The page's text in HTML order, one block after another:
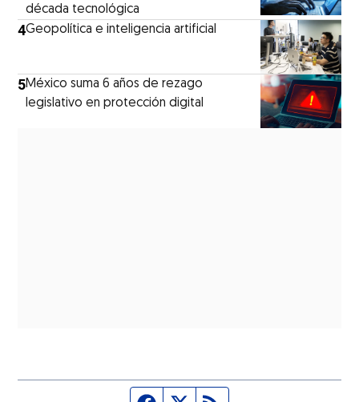
década tecnológica
4Geopolítica e inteligencia artificial
5México suma 6 años de rezago
legislativo en protección digital